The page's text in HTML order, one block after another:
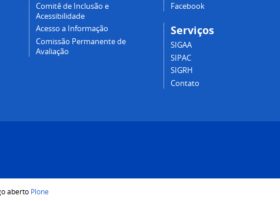
Comitê de Inclusão e
Acessibilidade
Acesso a Informação
Comissão Permanente de
Avaliação
Facebook
Serviços
SIGAA
SIPAC
SIGRH
Contato
aberto Plone